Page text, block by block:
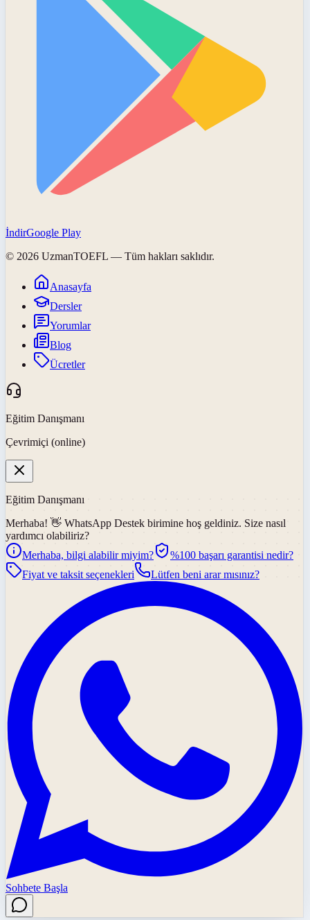
İndirGoogle Play
© 2026 UzmanTOEFL — Tüm hakları saklıdır.
Anasayfa
Dersler
Yorumlar
Blog
Ücretler
Eğitim Danışmanı
Çevrimiçi (online)
Eğitim Danışmanı
Merhaba! 👋 WhatsApp Destek birimine hoş geldiniz. Size nasıl
yardımcı olabiliriz?
Merhaba, bilgi alabilir miyim?
%100 başarı garantisi nedir?
Fiyat ve taksit seçenekleri
Lütfen beni arar mısınız?
Sohbete Başla